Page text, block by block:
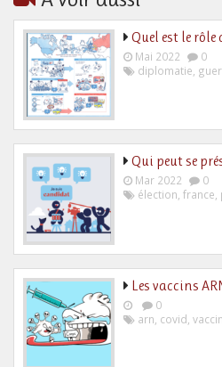
Quel est le rôle
Mai 2022
0
diplomatie
Qui peut se
Mar 2022
0
élection, france,
Les vaccins
0
arn, covid, vaccin